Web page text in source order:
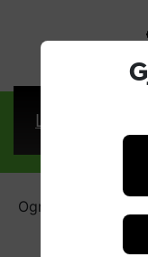
Logga in
Ogräsbekämpning